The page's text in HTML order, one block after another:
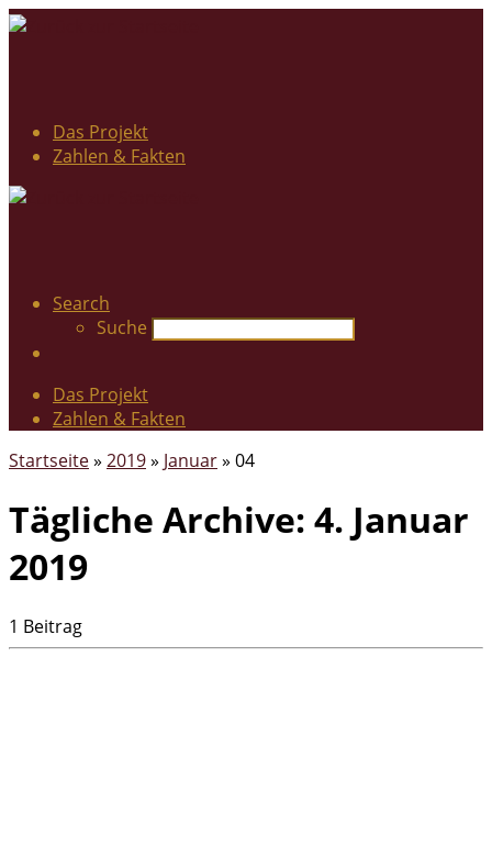
Das Projekt
Zahlen & Fakten
Search
Suche
Das Projekt
Zahlen & Fakten
Startseite» 2019» Januar» 04
Tägliche Archive: 4. Januar
2019
1 Beitrag